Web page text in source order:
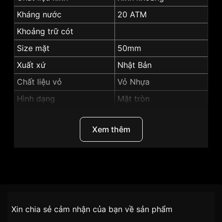
Kháng nước
20 ATM
Khoảng trữ cót
Size mặt
50mm
Xuất xứ
Nhật Bản
Chất liệu vỏ
Vỏ Nhựa
Hình dạng
Mặt tròn
Vỏ Màu Xanh Lá
Những sản phẩm tương tự"G-shock 50mm Nam
DW-6900JT-3DR":
Xem thêm
Đối tượng sử dụng Nam
tiện lợi –
Xin chia sẻ cảm nhận của bạn về sản phẩm